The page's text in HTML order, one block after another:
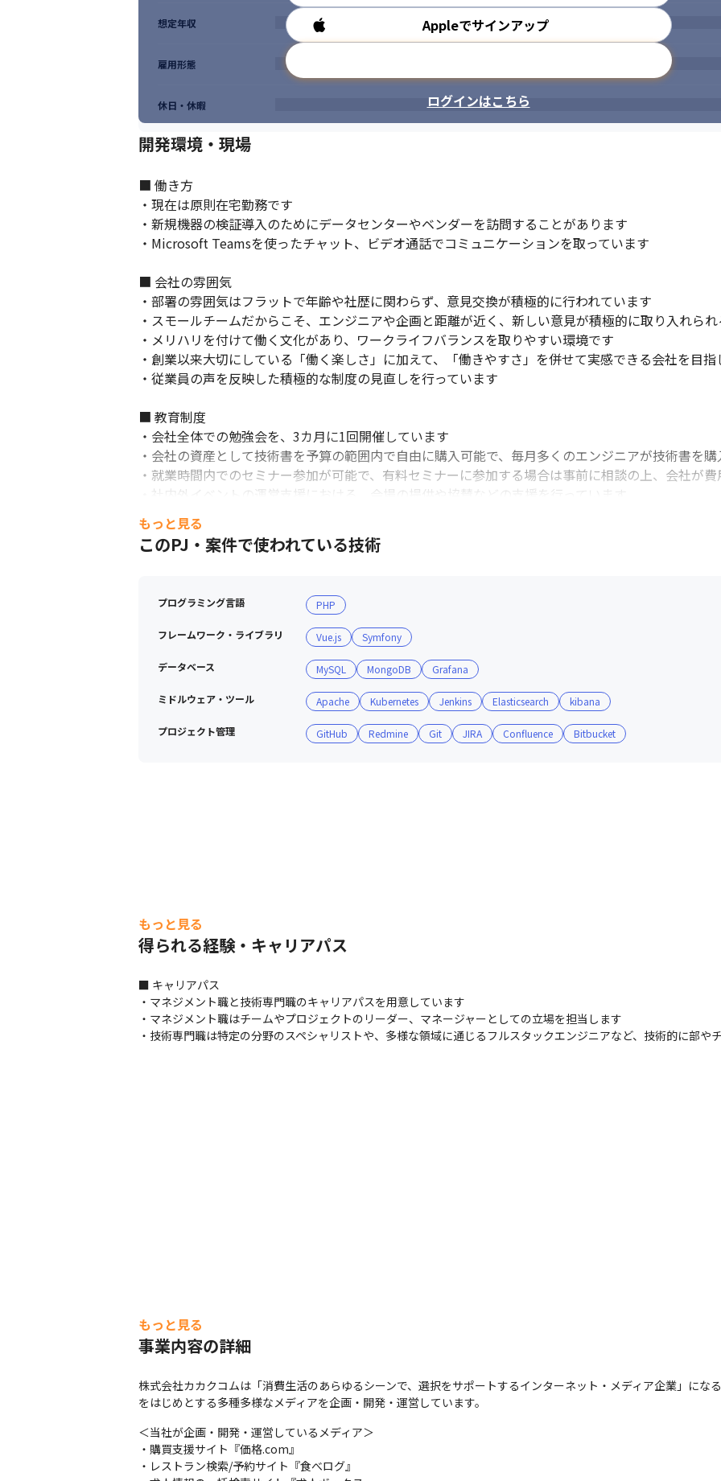
Appleでサインアップ
ログインはこちら
想定年収
雇用形態
休日・休暇
開発環境・現場
■ 働き方
・現在は原則在宅勤務です
・新規機器の検証導入のためにデータセンターやベンダーを訪問することがあります
・Microsoft Teamsを使ったチャット、ビデオ通話でコミュニケーションを取っています
■ 会社の雰囲気
・部署の雰囲気はフラットで年齢や社歴に関わらず、意見交換が積極的に行われています
・スモールチームだからこそ、エンジニアや企画と距離が近く、新しい意見が積極的に取り入れら
・メリハリを付けて働く文化があり、ワークライフバランスを取りやすい環境です
・創業以来大切にしている「働く楽しさ」に加えて、「働きやすさ」を併せて実感できる会社を目指
・従業員の声を反映した積極的な制度の見直しを行っています
■ 教育制度
・会社全体での勉強会を、3カ月に1回開催しています
・会社の資産として技術書を予算の範囲内で自由に購入可能で、毎月多くのエンジニアが技術書を
・就業時間内でのセミナー参加が可能で、有料セミナーに参加する場合は事前に相談の上、会社が
・社内外イベントの運営支援における、会場の提供や協賛などの支援を行っています
もっと見る
このPJ・案件で使われている技術
プログラミング言語 PHP
フレームワーク・ライブラリ Vue.js Symfony
データベース MySQL MongoDB Grafana
ミドルウェア・ツール Apache Kubernetes Jenkins Elasticsearch kibana
プロジェクト管理 GitHub Redmine Git JIRA Confluence Bitbucket
もっと見る
得られる経験・キャリアパス
■ キャリアパス
・マネジメント職と技術専門職のキャリアパスを用意しています
・マネジメント職はチームやプロジェクトのリーダー、マネージャーとしての立場を担当します
・技術専門職は特定の分野のスペシャリストや、多様な領域に通じるフルスタックエンジニアなど、技術的に部や
もっと見る
事業内容の詳細
株式会社カカクコムは「消費生活のあらゆるシーンで、選択をサポートするインターネット・メディア企業」にな
をはじめとする多種多様なメディアを企画・開発・運営しています。
＜当社が企画・開発・運営しているメディア＞
・購買支援サイト『価格.com』
・レストラン検索/予約サイト『食べログ』